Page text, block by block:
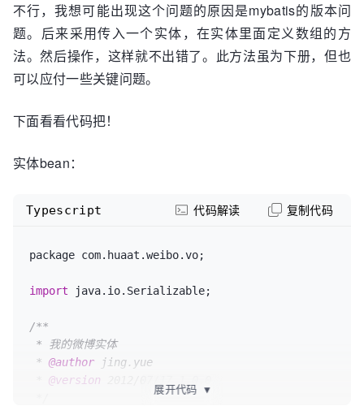
不行，我想可能出现这个问题的原因是mybatis的版本问
题。后来采用传入一个实体，在实体里面定义数组的方
法。然后操作，这样就不出错了。此方法虽为下册，但也
可以应付一些关键问题。
下面看看代码把！
实体bean：
package com. huaat .weibo.vo;
import java. io. Serializable;
/**
* @author jing.yue
@version
Typescript 代码解读 复制代码
展开代码 ▼